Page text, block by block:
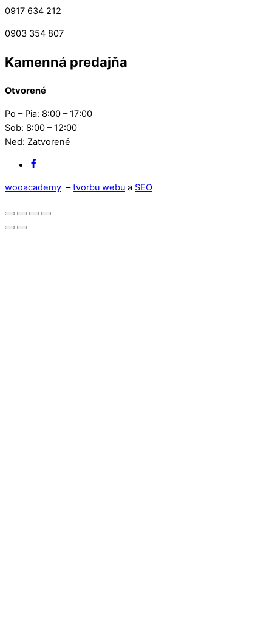
0917 634 212
0903 354 807
Kamenná predajňa
Otvorené
Po – Pia: 8:00 – 17:00
Sob: 8:00 – 12:00
Ned: Zatvorené
wooacademy –tvorbu webu a SEO